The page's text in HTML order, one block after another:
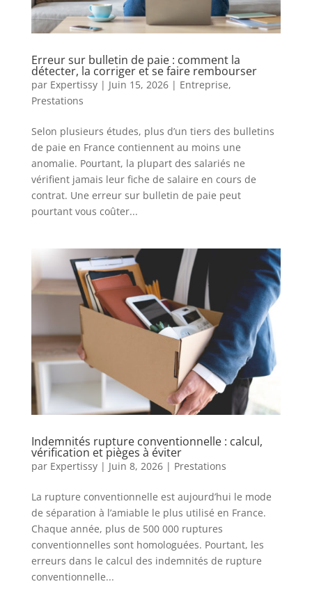
Erreur sur bulletin de paie : comment la
détecter, la corriger et se faire rembourser
par Expertissy| Juin 15, 2026| Entreprise,
Prestations
Selon plusieurs études, plus d’un tiers des bulletins
de paie en France contiennent au moins une
anomalie. Pourtant, la plupart des salariés ne
vérifient jamais leur fiche de salaire en cours de
contrat. Une erreur sur bulletin de paie peut
pourtant vous coûter...
Indemnités rupture conventionnelle : calcul,
vérification et pièges à éviter
par Expertissy| Juin 8, 2026| Prestations
La rupture conventionnelle est aujourd’hui le mode
de séparation à l’amiable le plus utilisé en France.
Chaque année, plus de 500 000 ruptures
conventionnelles sont homologuées. Pourtant, les
erreurs dans le calcul des indemnités de rupture
conventionnelle...